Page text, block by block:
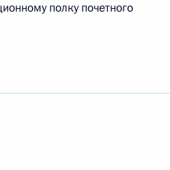
полку почетного